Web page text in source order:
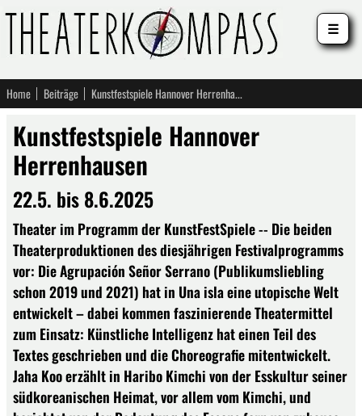
Home Beiträge Kunstfestspiele Hannover Herrenhausen
Kunstfestspiele Hannover
Herrenhausen
22.5. bis 8.6.2025
Theater im Programm der KunstFestSpiele -- Die beiden
Theaterproduktionen des diesjährigen Festivalprogramms
vor: Die Agrupación Señor Serrano (Publikumsliebling
schon 2019 und 2021) hat in Una isla eine utopische Welt
entwickelt – dabei kommen faszinierende Theatermittel
zum Einsatz: Künstliche Intelligenz hat einen Teil des
Textes geschrieben und die Choreografie mitentwickelt.
Jaha Koo erzählt in Haribo Kimchi von der Esskultur seiner
südkoreanischen Heimat, vor allem vom Kimchi, und
☰